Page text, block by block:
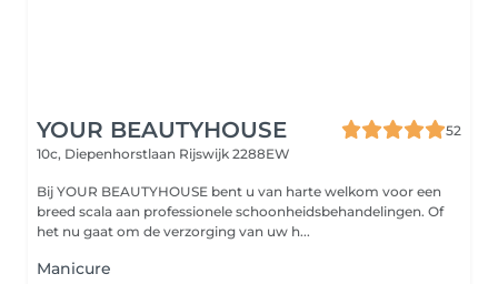
YOUR BEAUTYHOUSE
52
10c, Diepenhorstlaan Rijswijk 2288EW
Bij YOUR BEAUTYHOUSE bent u van harte welkom voor een
breed scala aan professionele schoonheidsbehandelingen. Of
het nu gaat om de verzorging van uw h...
Manicure